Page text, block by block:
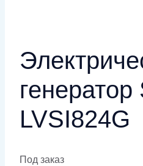
LVSI824G
Под заказ